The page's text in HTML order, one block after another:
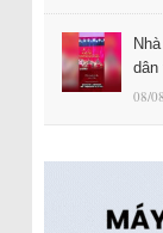
dân
08/